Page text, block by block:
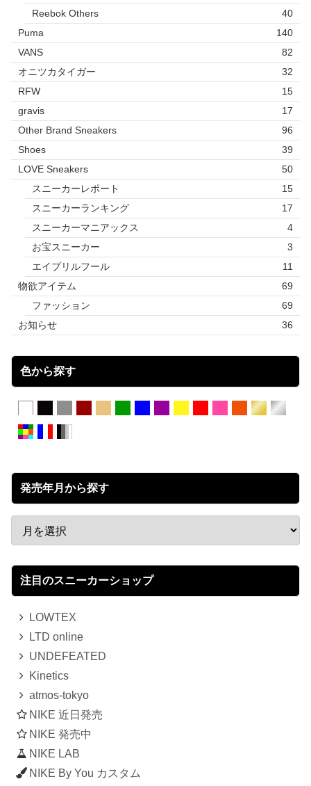
Reebok Others
40
Puma
140
VANS
82
オニツカタイガー
32
RFW
15
gravis
17
Other Brand Sneakers
96
Shoes
39
LOVE Sneakers
50
スニーカーレポート
15
スニーカーランキング
17
スニーカーマニアックス
4
お宝スニーカー
3
エイプリルフール
11
物欲アイテム
69
ファッション
69
お知らせ
36
色から探す
発売年月から探す
注目のスニーカーショップ
LOWTEX
LTD online
UNDEFEATED
Kinetics
atmos-tokyo
NIKE 近日発売
NIKE 発売中
NIKE LAB
NIKE By You カスタム